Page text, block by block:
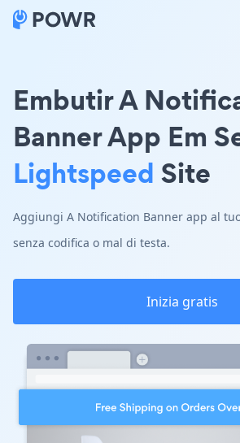
Embutir A
Banner App Em
Lightspeed Site
Aggiungi A Notification Banner app al
senza codifica o mal di testa.
Inizia gratis